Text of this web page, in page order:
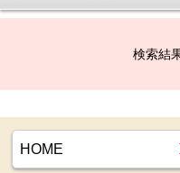
検索結
HOME